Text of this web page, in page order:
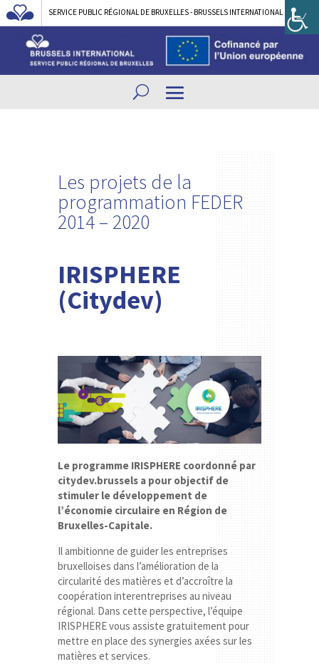
SERVICE PUBLIC RÉGIONAL DE BRUXELLES - BRUSSELS INTERNATIONAL
Les projets de la
programmation FEDER
2014 – 2020
IRISPHERE
(Citydev)
Le programme IRISPHERE coordonné par
citydev.brussels a pour objectif de
stimuler le développement de
l’économie circulaire en Région de
Bruxelles-Capitale.
Il ambitionne de guider les entreprises
bruxelloises dans l’amélioration de la
circularité des matières et d’accroître la
coopération interentreprises au niveau
régional. Dans cette perspective, l’équipe
IRISPHERE vous assiste gratuitement pour
mettre en place des synergies axées sur les
matières et services.